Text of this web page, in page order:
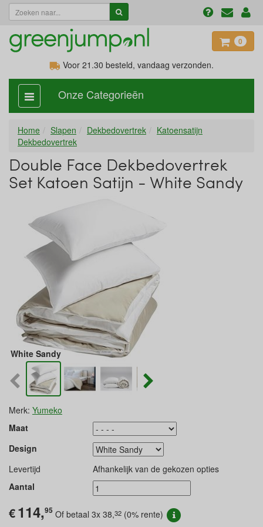
0
Voor 21.30 besteld, vandaag verzonden.
categorie
aan,
Onze Categorieën
Home Slapen Dekbedovertrek
Katoensatijn
Dekbedovertrek
Double Face Dekbedovertrek
Set Katoen Satijn - White Sandy
White Sandy
Merk: Yumeko
Maat
Design
Levertijd
Afhankelijk van de gekozen opties
Aantal
€114,95 Of betaal 3x 38,32 (0% rente)